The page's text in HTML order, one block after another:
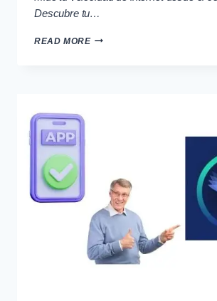
Descubre tu…
READ MORENAVEGA